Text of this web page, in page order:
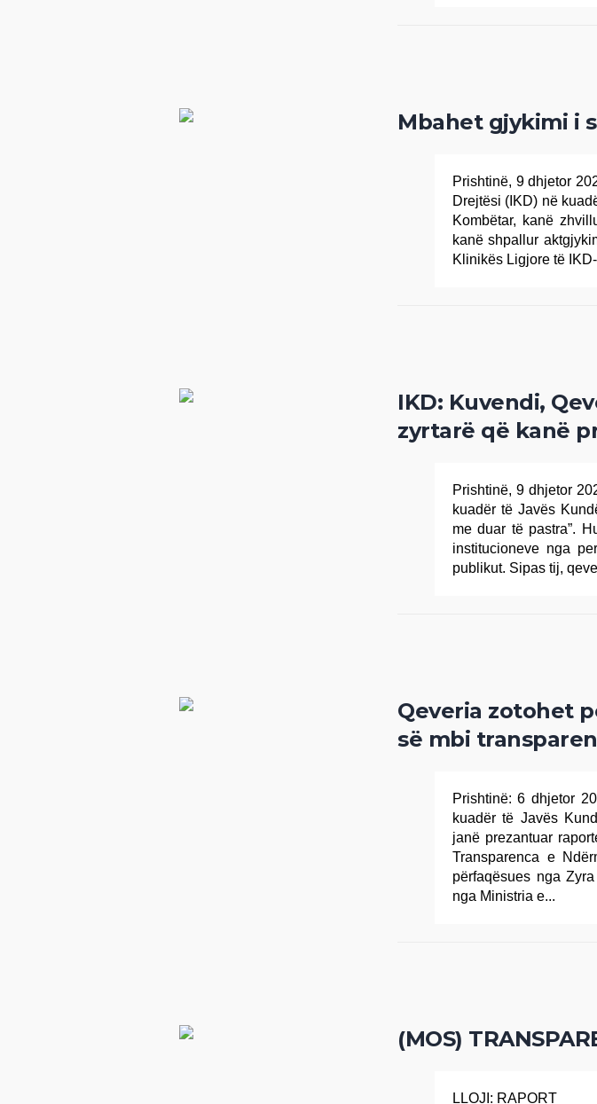
Mbahet gjykimi i
Prishtinë, 9 dhjetor
Drejtësi (IKD) në
Kombëtar, kanë
kanë shpallur
Klinikës Ligjore të
IKD: Kuvendi,
zyrtarë që kanë
Prishtinë, 9 dhjetor
kuadër të Javës
me duar të pastra”.
institucioneve nga
publikut. Sipas tij,
Qeveria zotohet
së mbi
Prishtinë: 6 dhjetor
kuadër të Javës
janë prezantuar
Transparenca e
përfaqësues nga
nga Ministria e...
(MOS)
LLOJI: RAPORT